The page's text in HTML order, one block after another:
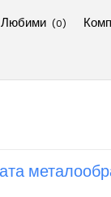
Любими (0)